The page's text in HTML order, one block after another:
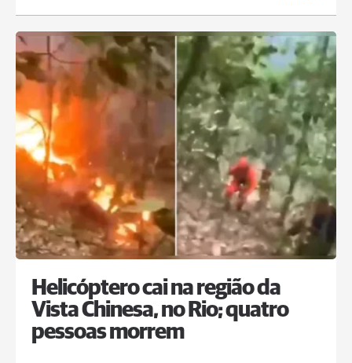
Helicóptero cai na região da
Vista Chinesa, no Rio; quatro
pessoas morrem